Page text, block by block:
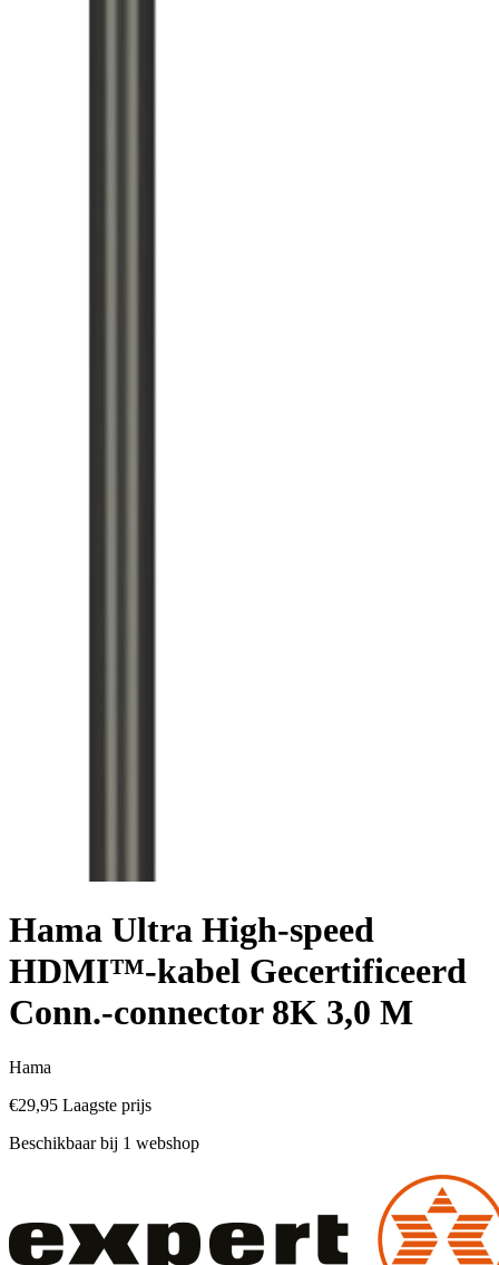
Hama Ultra High-speed
HDMI™-kabel Gecertificeerd
Conn.-connector 8K 3,0 M
Hama
€29,95 Laagste prijs
Beschikbaar bij 1 webshop